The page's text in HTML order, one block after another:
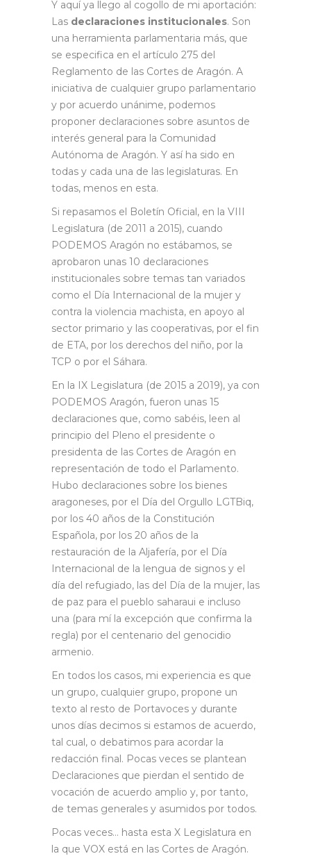
Y aquí ya llego al cogollo de mi aportación:
Las declaraciones institucionales. Son
una herramienta parlamentaria más, que
se especifica en el artículo 275 del
Reglamento de las Cortes de Aragón. A
iniciativa de cualquier grupo parlamentario
y por acuerdo unánime, podemos
proponer declaraciones sobre asuntos de
interés general para la Comunidad
Autónoma de Aragón. Y así ha sido en
todas y cada una de las legislaturas. En
todas, menos en esta.
Si repasamos el Boletín Oficial, en la VIII
Legislatura (de 2011 a 2015), cuando
PODEMOS Aragón no estábamos, se
aprobaron unas 10 declaraciones
institucionales sobre temas tan variados
como el Día Internacional de la mujer y
contra la violencia machista, en apoyo al
sector primario y las cooperativas, por el fin
de ETA, por los derechos del niño, por la
TCP o por el Sáhara.
En la IX Legislatura (de 2015 a 2019), ya con
PODEMOS Aragón, fueron unas 15
declaraciones que, como sabéis, leen al
principio del Pleno el presidente o
presidenta de las Cortes de Aragón en
representación de todo el Parlamento.
Hubo declaraciones sobre los bienes
aragoneses, por el Día del Orgullo LGTBiq,
por los 40 años de la Constitución
Española, por los 20 años de la
restauración de la Aljafería, por el Día
Internacional de la lengua de signos y el
día del refugiado, las del Día de la mujer, las
de paz para el pueblo saharaui e incluso
una (para mí la excepción que confirma la
regla) por el centenario del genocidio
armenio.
En todos los casos, mi experiencia es que
un grupo, cualquier grupo, propone un
texto al resto de Portavoces y durante
unos días decimos si estamos de acuerdo,
tal cual, o debatimos para acordar la
redacción final. Pocas veces se plantean
Declaraciones que pierdan el sentido de
vocación de acuerdo amplio y, por tanto,
de temas generales y asumidos por todos.
Pocas veces… hasta esta X Legislatura en
la que VOX está en las Cortes de Aragón.